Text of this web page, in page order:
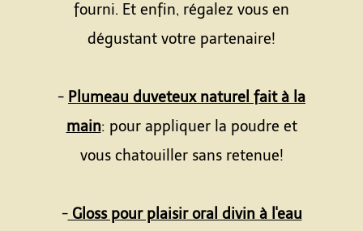
fourni. Et enfin, régalez vous en
dégustant votre partenaire!
- Plumeau duveteux naturel fait à la
main: pour appliquer la poudre et
vous chatouiller sans retenue!
-Gloss pour plaisir oral divin à l'eau